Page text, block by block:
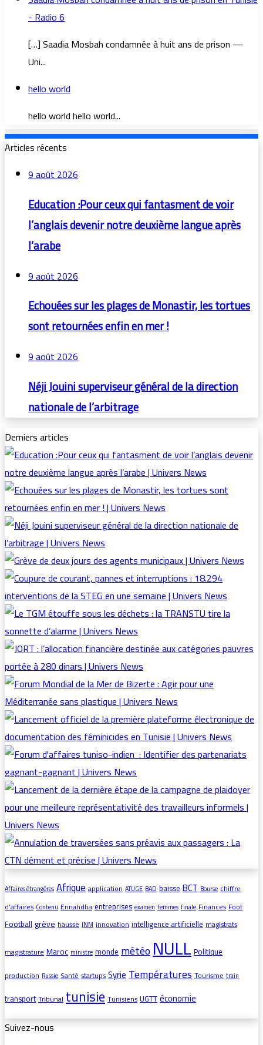
- Radio 6
[…] Saadia Mosbah condamnée à huit ans de prison —
Uni...
hello world
hello world hello world...
Articles récents
9 août 2026
Education :Pour ceux qui fantasment de voir
l’anglais devenir notre deuxième langue après
l’arabe
9 août 2026
Echouées sur les plages de Monastir, les tortues
sont retournées enfin en mer !
9 août 2026
Néji Jouini superviseur général de la direction
nationale de l’arbitrage
Derniers articles
Affaires étrangères Afriqueapplication ATUGE BAD baisseBCT Bourse chiffre
d’affaires Contenu Ennahdhaentreprises examen femmes finale FinancesFoot
Footballgrèvehausse INM innovationintelligence artificiellemagistrats
magistratureMaroc ministre mondemétéoNULLPolitique
production Russie SantéstartupsSyrieTempératuresTourisme train
transportTribunaltunisieTunisiensUGTTéconomie
Suivez-nous